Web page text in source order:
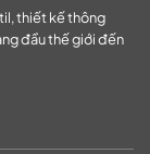
thiết kế thông
đầu thế giới đến